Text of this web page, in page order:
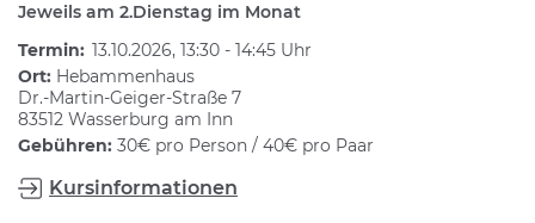
Jeweils am 2.Dienstag im Monat
Termin: 13.10.2026, 13:30 - 14:45 Uhr
Ort: Hebammenhaus
Dr.-Martin-Geiger-Straße 7
83512 Wasserburg am Inn
Gebühren: 30€ pro Person / 40€ pro Paar
Kursinformationen